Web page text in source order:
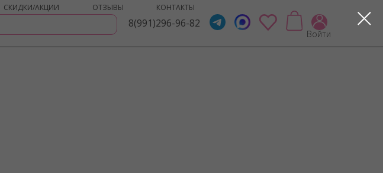
СКИДКИ/АКЦИИ ОТЗЫВЫ КОНТАКТЫ
Войти
8(991)296-96-82